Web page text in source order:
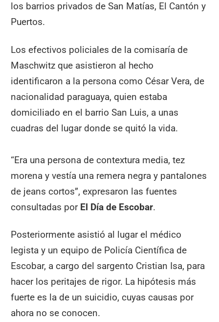
los barrios privados de San Matías, El Cantón y
Puertos.
Los efectivos policiales de la comisaría de
Maschwitz que asistieron al hecho
identificaron a la persona como César Vera, de
nacionalidad paraguaya, quien estaba
domiciliado en el barrio San Luis, a unas
cuadras del lugar donde se quitó la vida.
“Era una persona de contextura media, tez
morena y vestía una remera negra y pantalones
de jeans cortos”, expresaron las fuentes
consultadas por El Día de Escobar.
Posteriormente asistió al lugar el médico
legista y un equipo de Policía Científica de
Escobar, a cargo del sargento Cristian Isa, para
hacer los peritajes de rigor. La hipótesis más
fuerte es la de un suicidio, cuyas causas por
ahora no se conocen.